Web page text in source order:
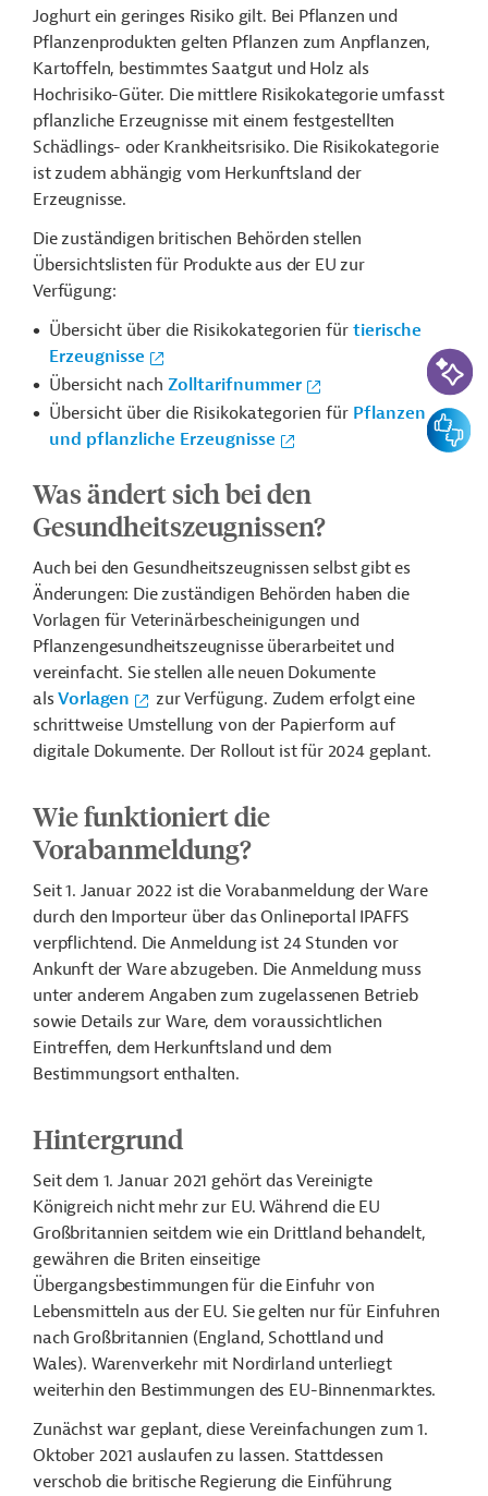
Joghurt ein geringes Risiko gilt. Bei Pflanzen und
Pflanzenprodukten gelten Pflanzen zum Anpflanzen,
Kartoffeln, bestimmtes Saatgut und Holz als
Hochrisiko-Güter. Die mittlere Risikokategorie umfasst
pflanzliche Erzeugnisse mit einem festgestellten
Schädlings- oder Krankheitsrisiko. Die Risikokategorie
ist zudem abhängig vom Herkunftsland der
Erzeugnisse.
Die zuständigen britischen Behörden stellen
Übersichtslisten für Produkte aus der EU zur
Verfügung:
Übersicht über die Risikokategorien für tierische
Erzeugnisse
Übersicht nach Zolltarifnummer
Übersicht über die Risikokategorien für Pflanzen
und pflanzliche Erzeugnisse
Was ändert sich bei den
Gesundheitszeugnissen?
Auch bei den Gesundheitszeugnissen selbst gibt es
Änderungen: Die zuständigen Behörden haben die
Vorlagen für Veterinärbescheinigungen und
Pflanzengesundheitszeugnisse überarbeitet und
vereinfacht. Sie stellen alle neuen Dokumente
alsVorlagen
zur Verfügung. Zudem erfolgt eine
schrittweise Umstellung von der Papierform auf
digitale Dokumente. Der Rollout ist für 2024 geplant.
Wie funktioniert die
Vorabanmeldung?
Seit 1. Januar 2022 ist die Vorabanmeldung der Ware
durch den Importeur über das Onlineportal IPAFFS
verpflichtend. Die Anmeldung ist 24 Stunden vor
Ankunft der Ware abzugeben. Die Anmeldung muss
unter anderem Angaben zum zugelassenen Betrieb
sowie Details zur Ware, dem voraussichtlichen
Eintreffen, dem Herkunftsland und dem
Bestimmungsort enthalten.
Hintergrund
Seit dem 1. Januar 2021 gehört das Vereinigte
Königreich nicht mehr zur EU. Während die EU
Großbritannien seitdem wie ein Drittland behandelt,
gewähren die Briten einseitige
Übergangsbestimmungen für die Einfuhr von
Lebensmitteln aus der EU. Sie gelten nur für Einfuhren
nach Großbritannien (England, Schottland und
Wales). Warenverkehr mit Nordirland unterliegt
weiterhin den Bestimmungen des EU-Binnenmarktes.
Zunächst war geplant, diese Vereinfachungen zum 1.
Oktober 2021 auslaufen zu lassen. Stattdessen
verschob die britische Regierung die Einführung
KI-